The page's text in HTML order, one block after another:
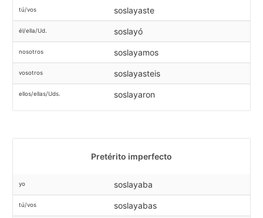
tú/vos soslayaste
él/ella/Ud. soslayó
nosotros soslayamos
vosotros soslayasteis
ellos/ellas/Uds. soslayaron
Pretérito imperfecto
yo soslayaba
tú/vos soslayabas